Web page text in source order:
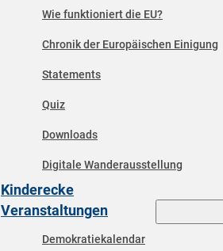
Wie funktioniert die EU?
Chronik der Europäischen Einigung
Statements
Quiz
Downloads
Digitale Wanderausstellung
Kinderecke
Veranstaltungen
Demokratiekalendar